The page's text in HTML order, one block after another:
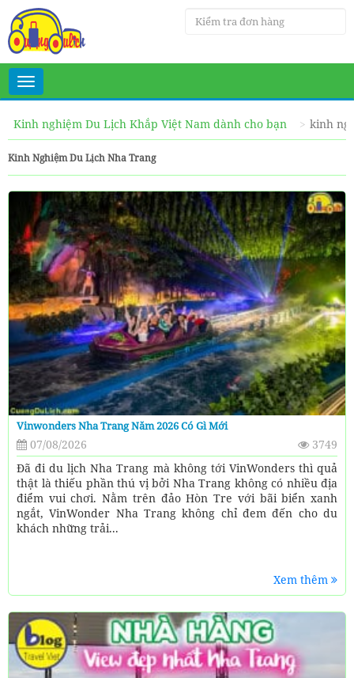
Toggle
navigation
Kinh nghiệm Du Lịch Khắp Việt Nam dành cho bạn
kinh
Kinh Nghiệm Du Lịch Nha Trang
Vinwonders Nha Trang Năm 2026 Có Gì Mới
07/08/2026
3749
Đã đi du lịch Nha Trang mà không tới VinWonders thì quả
thật là thiếu phần thú vị bởi Nha Trang không có nhiều địa
điểm vui chơi. Nằm trên đảo Hòn Tre với bãi biển xanh
ngắt, VinWonder Nha Trang không chỉ đem đến cho du
khách những trải...
Xem thêm